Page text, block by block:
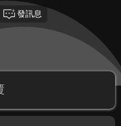
發訊息